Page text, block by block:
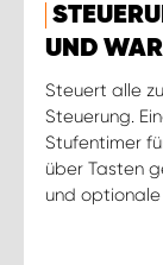
UND
Steuert alle
Steuerung.
Stufentimer
über Tasten
und optionale